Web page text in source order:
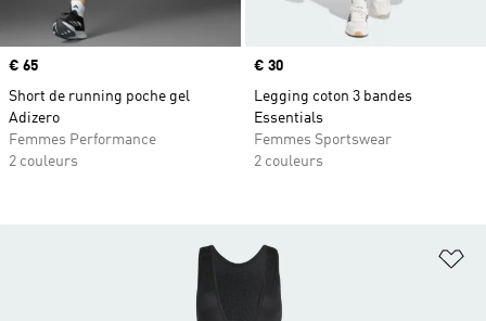
Prix
€ 65
Short de running poche gel
Adizero
Femmes Performance
2 couleurs
Prix
€ 30
Legging coton 3 bandes
Essentials
Femmes Sportswear
2 couleurs